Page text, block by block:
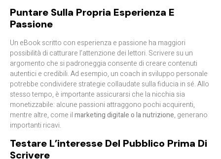
Puntare Sulla Propria Esperienza E
Passione
Un eBook scritto con esperienza e passione ha maggiori
possibilità di catturare l’attenzione dei lettori. Scrivere su un
argomento che si padroneggia consente di creare contenuti
autentici e credibili. Ad esempio, un coach in sviluppo personale
potrebbe condividere strategie collaudate sulla fiducia in sé. Allo
stesso tempo, è importante assicurarsi che la nicchia sia
monetizzabile: alcune passioni attraggono pochi acquirenti,
mentre altre, come ilmarketing digitale o la nutrizione, generano
importanti ricavi.
Testare L’interesse Del Pubblico Prima Di
Scrivere